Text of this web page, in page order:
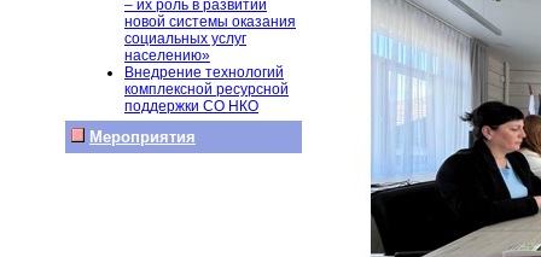
– их роль в развитии
новой системы оказания
социальных услуг
населению»
Внедрение технологий
комплексной ресурсной
поддержки СО НКО
Мероприятия